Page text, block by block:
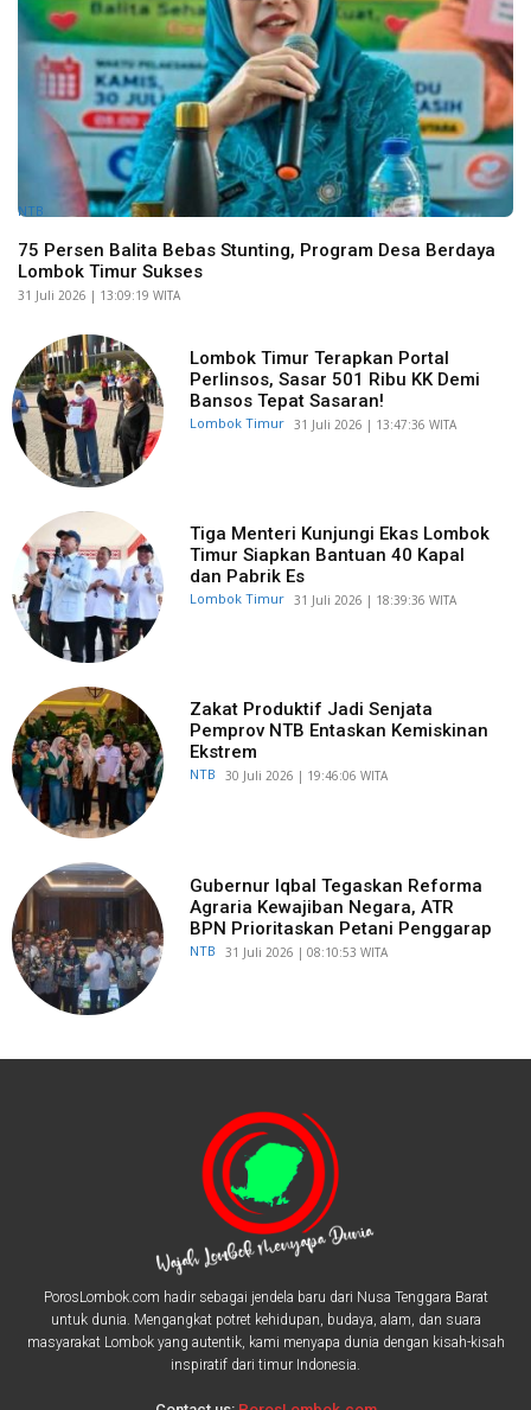
NTB
75 Persen Balita Bebas Stunting, Program Desa Berdaya
Lombok Timur Sukses
​31 Juli 2026 | 13:09:19 WITA
Lombok Timur Terapkan Portal
Perlinsos, Sasar 501 Ribu KK Demi
Bansos Tepat Sasaran!
Lombok Timur ​31 Juli 2026 | 13:47:36 WITA
Tiga Menteri Kunjungi Ekas Lombok
Timur Siapkan Bantuan 40 Kapal
dan Pabrik Es
Lombok Timur ​31 Juli 2026 | 18:39:36 WITA
Zakat Produktif Jadi Senjata
Pemprov NTB Entaskan Kemiskinan
Ekstrem
NTB ​30 Juli 2026 | 19:46:06 WITA
Gubernur Iqbal Tegaskan Reforma
Agraria Kewajiban Negara, ATR
BPN Prioritaskan Petani Penggarap
NTB ​31 Juli 2026 | 08:10:53 WITA
PorosLombok.com hadir sebagai jendela baru dari Nusa Tenggara Barat
untuk dunia. Mengangkat potret kehidupan, budaya, alam, dan suara
masyarakat Lombok yang autentik, kami menyapa dunia dengan kisah-kisah
inspiratif dari timur Indonesia.